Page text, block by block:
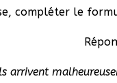
compléter le
arrivent